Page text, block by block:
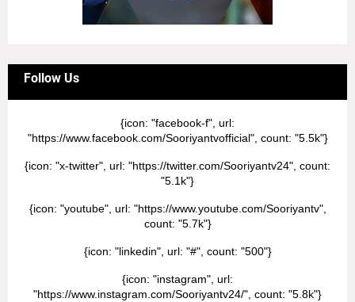
Follow Us
{icon: "facebook-f", url:
"https://www.facebook.com/Sooriyantvofficial", count: "5.5k"}
{icon: "x-twitter", url: "https://twitter.com/Sooriyantv24", count:
"5.1k"}
{icon: "youtube", url: "https://www.youtube.com/Sooriyantv",
count: "5.7k"}
{icon: "linkedin", url: "#", count: "500"}
{icon: "instagram", url:
"https://www.instagram.com/Sooriyantv24/", count: "5.8k"}